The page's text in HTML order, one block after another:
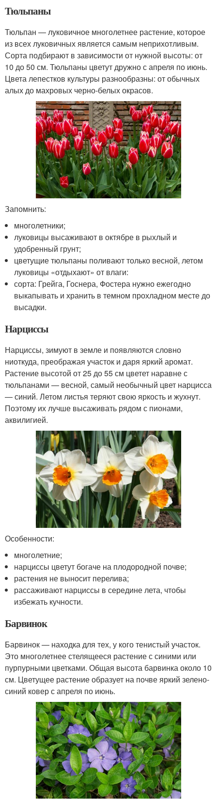
Тюльпаны
Тюльпан — луковичное многолетнее растение, которое
из всех луковичных является самым неприхотливым.
Сорта подбирают в зависимости от нужной высоты: от
10 до 50 см. Тюльпаны цветут дружно с апреля по июнь.
Цвета лепестков культуры разнообразны: от обычных
алых до махровых черно-белых окрасов.
Запомнить:
многолетники;
луковицы высаживают в октябре в рыхлый и
удобренный грунт;
цветущие тюльпаны поливают только весной, летом
луковицы «отдыхают» от влаги:
сорта: Грейга, Госнера, Фостера нужно ежегодно
выкапывать и хранить в темном прохладном месте до
высадки.
Нарциссы
Нарциссы, зимуют в земле и появляются словно
ниоткуда, преображая участок и даря яркий аромат.
Растение высотой от 25 до 55 см цветет наравне с
тюльпанами — весной, самый необычный цвет нарцисса
— синий. Летом листья теряют свою яркость и жухнут.
Поэтому их лучше высаживать рядом с пионами,
аквилигией.
Особенности:
многолетние;
нарциссы цветут богаче на плодородной почве;
растения не выносит перелива;
рассаживают нарциссы в середине лета, чтобы
избежать кучности.
Барвинок
Барвинок — находка для тех, у кого тенистый участок.
Это многолетнее стелящееся растение с синими или
пурпурными цветками. Общая высота барвинка около 10
см. Цветущее растение образует на почве яркий зелено-
синий ковер с апреля по июнь.